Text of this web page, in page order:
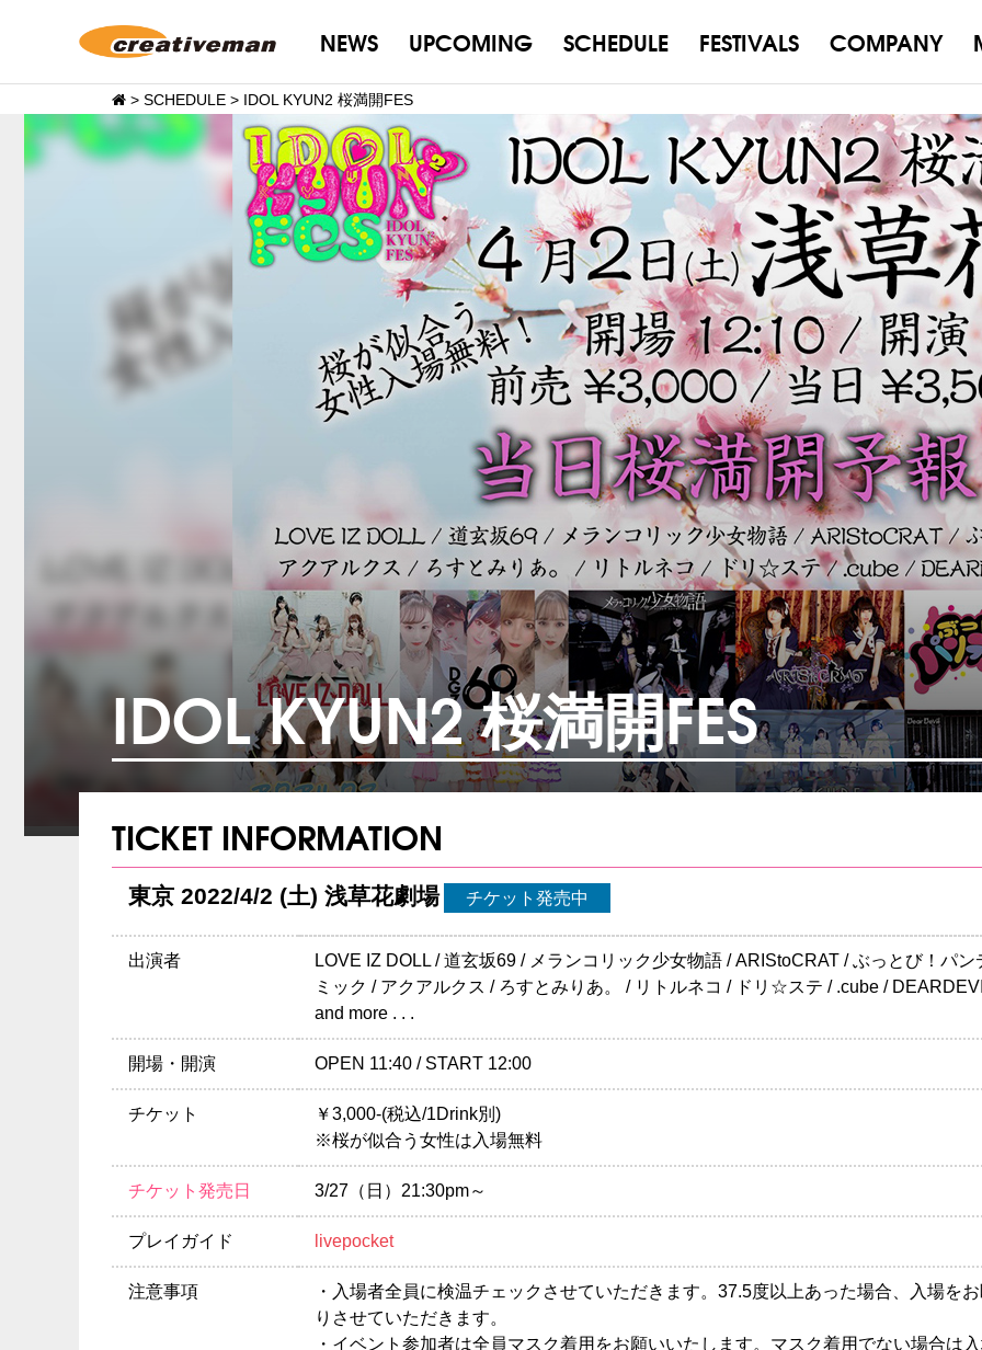
NEWS UPCOMING SCHEDULE FESTIVALS COMPANY
> SCHEDULE > IDOL KYUN2 桜満開FES
IDOL KYUN2 桜満開FES
TICKET INFORMATION
東京 2022/4/2 (土) 浅草花劇場 チケット発売中
出演者
LOVE IZ DOLL / 道玄坂69 / メランコリック少女物語 / ARIStoCRAT / ぶっとび！パン
ミック / アクアルクス / ろすとみりあ。 / リトルネコ / ドリ☆ステ / .cube /
and more . . .
開場・開演 OPEN 11:40 / START 12:00
チケット
￥3,000-(税込/1Drink別)
※桜が似合う女性は入場無料
チケット発売日 3/27（日）21:30pm～
プレイガイド livepocket
注意事項
・入場者全員に検温チェックさせていただきます。37.5度以上あった場合、入場を
りさせていただきます。
・イベント参加者は全員マスク着用をお願いいたします。マスク着用でない場合は